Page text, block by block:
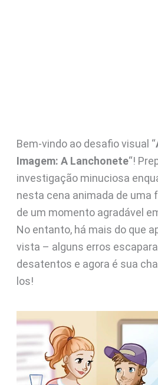
Bem-vindo ao desafio visual “
Imagem: A Lanchonete“!
investigação minuciosa
nesta cena animada de uma
de um momento agradável
No entanto, há mais do que
vista – alguns erros
desatentos e agora é sua
los!